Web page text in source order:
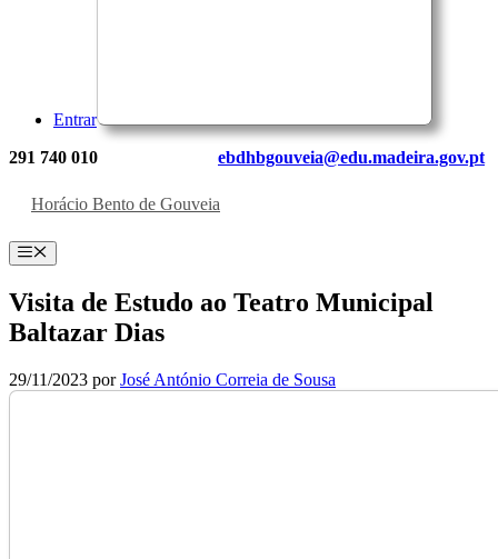
Entrar
291 740 010 ebdhbgouveia@edu.madeira.gov.pt
Horácio Bento de Gouveia
Menu
Visita de Estudo ao Teatro Municipal
Baltazar Dias
29/11/2023 porJosé António Correia de Sousa